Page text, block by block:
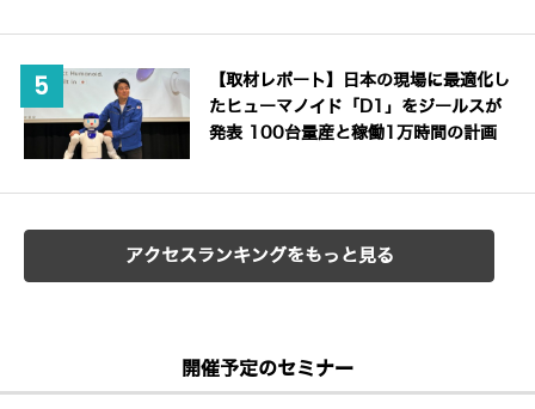
【取材レポート】日本の現場に最適化し
たヒューマノイド「D1」をジールスが
発表 100台量産と稼働1万時間の計画
アクセスランキングをもっと見る
開催予定のセミナー